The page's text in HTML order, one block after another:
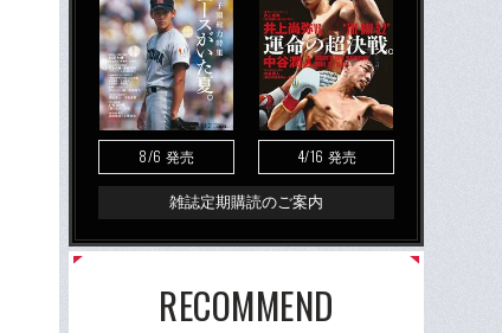
8/6 発売 4/16 発売
雑誌定期購読のご案内
RECOMMEND